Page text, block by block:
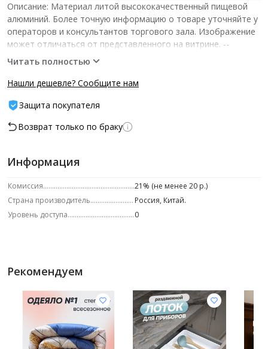
Описание: Материал литой высококачественный пищевой
алюминий. Более точную информацию о товаре уточняйте у
операторов и консультантов торгового зала. Изображение
может отличаться от представленного на витрине.­ --
Характеристики -- ед.изм.: шт шт/уп: 1
Читать полностью
Нашли дешевле? Сообщите нам
Защита покупателя
Возврат только по браку
Информация
Комиссия
21% (не менее 20 р.)
Страна производитель
Россия, Китай.
Уровень доступа
0
Рекомендуем